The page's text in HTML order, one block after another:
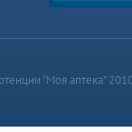
“Моя аптека”